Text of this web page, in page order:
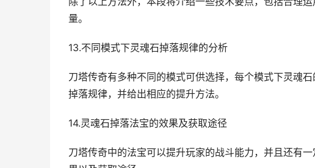
量。
13.不同模式下灵魂石掉落规律的分析
刀塔传奇有多种不同的模式可供选择，每个模式下灵魂
掉落规律，并给出相应的提升方法。
14.灵魂石掉落法宝的效果及获取途径
刀塔传奇中的法宝可以提升玩家的战斗能力，并且还有